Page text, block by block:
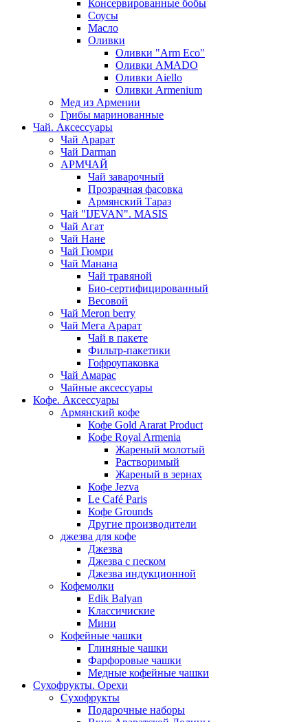
Консервированные бобы
Соусы
Масло
Оливки
Оливки "Arm Eco"
Оливки AMADO
Оливки Aiello
Оливки Armenium
Мед из Армении
Грибы маринованные
Чай. Аксессуары
Чай Арарат
Чай Darman
АРМЧАЙ
Чай заварочный
Прозрачная фасовка
Армянский Тараз
Чай "IJEVAN". MASIS
Чай Агат
Чай Нане
Чай Гюмри
Чай Манана
Чай травяной
Био-сертифицированный
Весовой
Чай Meron berry
Чай Мега Арарат
Чай в пакете
Фильтр-пакетики
Гофроупаковка
Чай Амарас
Чайные аксессуары
Кофе. Аксессуары
Армянский кофе
Кофе Gold Ararat Product
Кофе Royal Armenia
Жареный молотый
Растворимый
Жареный в зернах
Кофе Jezva
Le Café Paris
Кофе Grounds
Другие производители
джезва для кофе
Джезва
Джезва с песком
Джезва индукционной
Кофемолки
Edik Balyan
Классичиские
Мини
Кофейные чашки
Глиняные чашки
Фарфоровые чашки
Медные кофейные чашки
Сухофрукты. Орехи
Сухофрукты
Подарочные наборы